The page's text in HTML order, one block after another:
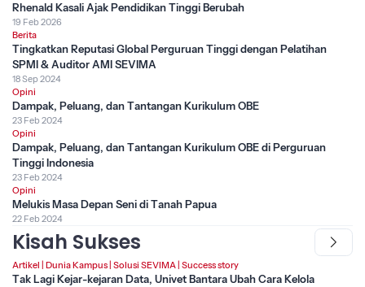
Rhenald Kasali Ajak Pendidikan Tinggi Berubah
19 Feb 2026
Berita
Tingkatkan Reputasi Global Perguruan Tinggi dengan Pelatihan
SPMI & Auditor AMI SEVIMA
18 Sep 2024
Opini
Dampak, Peluang, dan Tantangan Kurikulum OBE
23 Feb 2024
Opini
Dampak, Peluang, dan Tantangan Kurikulum OBE di Perguruan
Tinggi Indonesia
23 Feb 2024
Opini
Melukis Masa Depan Seni di Tanah Papua
22 Feb 2024
Kisah Sukses
Artikel Dunia Kampus Solusi SEVIMA Success story
Tak Lagi Kejar-kejaran Data, Univet Bantara Ubah Cara Kelola